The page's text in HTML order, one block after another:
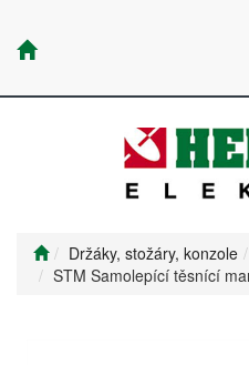
Držáky, stožáry, konzole
STM Samolepící těsnící